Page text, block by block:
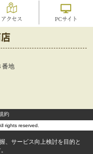
アクセス PCサイト
番地
約
rights reserved.
、サービス向上検討を目的と